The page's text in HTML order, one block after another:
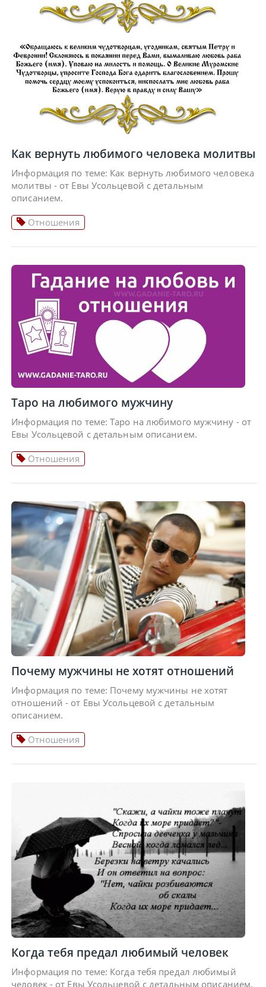
Как вернуть любимого человека молитвы
Информация по теме: Как вернуть любимого человека
молитвы - от Евы Усольцевой с детальным
описанием.
Отношения
Таро на любимого мужчину
Информация по теме: Таро на любимого мужчину - от
Евы Усольцевой с детальным описанием.
Отношения
Почему мужчины не хотят отношений
Информация по теме: Почему мужчины не хотят
отношений - от Евы Усольцевой с детальным
описанием.
Отношения
Когда тебя предал любимый человек
Информация по теме: Когда тебя предал любимый
человек - от Евы Усольцевой с детальным описанием.